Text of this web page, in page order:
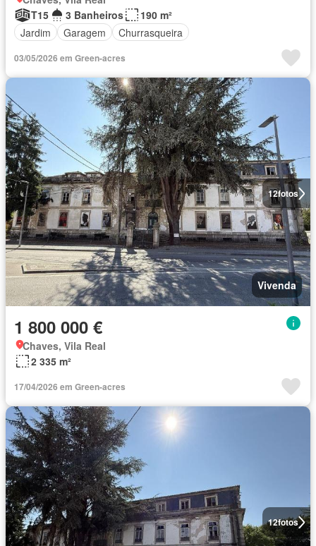
T15
3 Banheiros
190 m²
Jardim
Garagem Churrasqueira
03/05/2026 em Green-acres
12fotos
Vivenda
1 800 000 €
Chaves, Vila Real
2 335 m²
17/04/2026 em Green-acres
12fotos